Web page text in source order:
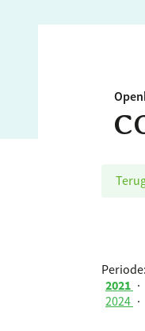
Periode:
2021 ·
2024 ·